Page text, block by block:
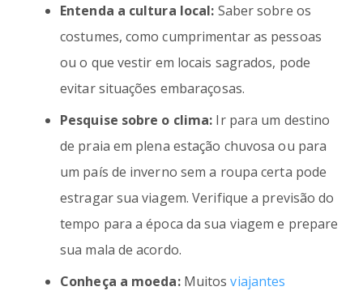
Entenda a cultura local: Saber sobre os
costumes, como cumprimentar as pessoas
ou o que vestir em locais sagrados, pode
evitar situações embaraçosas.
Pesquise sobre o clima: Ir para um destino
de praia em plena estação chuvosa ou para
um país de inverno sem a roupa certa pode
estragar sua viagem. Verifique a previsão do
tempo para a época da sua viagem e prepare
sua mala de acordo.
Conheça a moeda:Muitosviajantes